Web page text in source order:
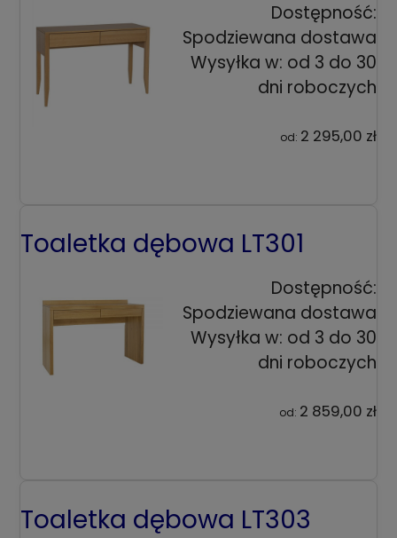
Dostępność:
Spodziewana dostawa
Wysyłka w: od 3 do 30
dni roboczych
od: 2 295,00 zł
Toaletka dębowa LT301
Dostępność:
Spodziewana dostawa
Wysyłka w: od 3 do 30
dni roboczych
od: 2 859,00 zł
Toaletka dębowa LT303